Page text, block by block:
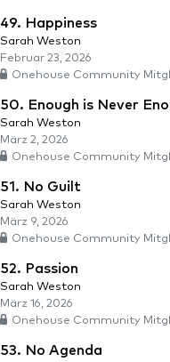
49. Happiness
Sarah Weston
Februar 23, 2026
Onehouse Community
50. Enough is Never
Sarah Weston
März 2, 2026
Onehouse Community
51. No Guilt
Sarah Weston
März 9, 2026
Onehouse Community
52. Passion
Sarah Weston
März 16, 2026
Onehouse Community
53. No Agenda